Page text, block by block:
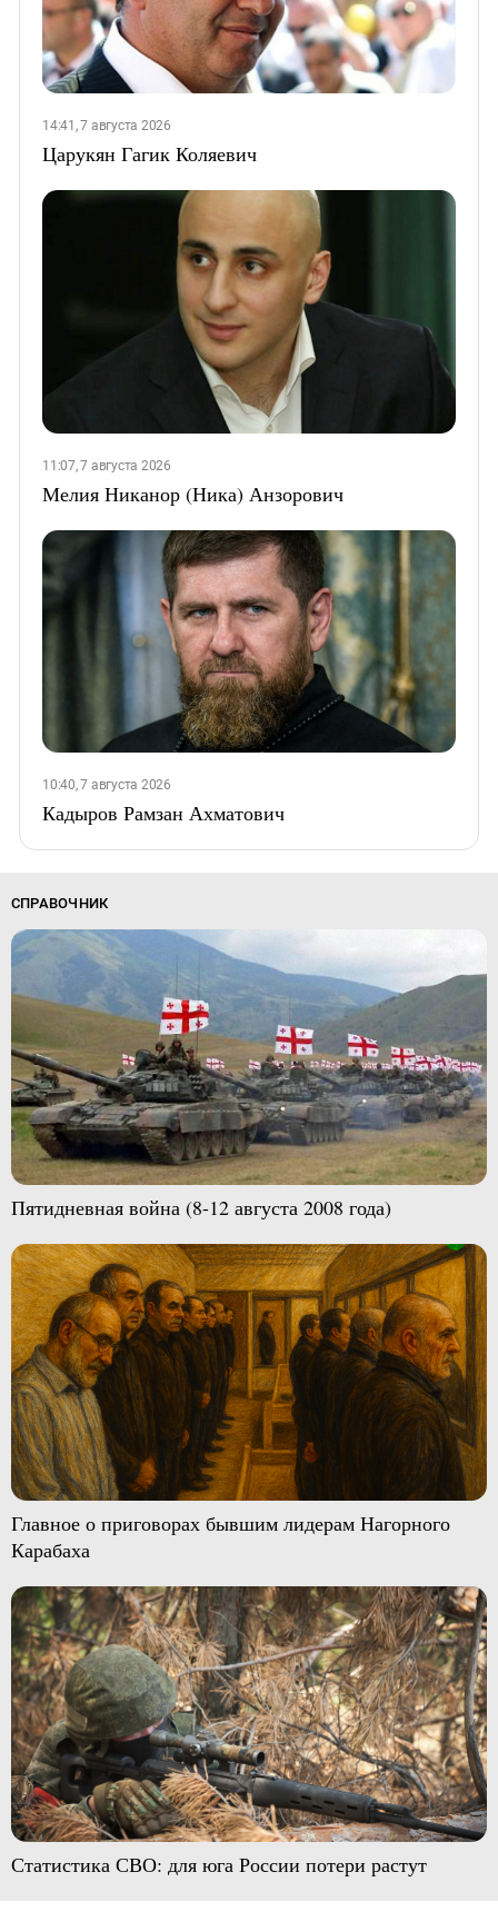
14:41, 7 августа 2026
Царукян Гагик Коляевич
11:07, 7 августа 2026
Мелия Никанор (Ника) Анзорович
10:40, 7 августа 2026
Кадыров Рамзан Ахматович
СПРАВОЧНИК
Пятидневная война (8-12 августа 2008 года)
Главное о приговорах бывшим лидерам Нагорного
Карабаха
Статистика СВО: для юга России потери растут